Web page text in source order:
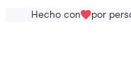
Hecho con por